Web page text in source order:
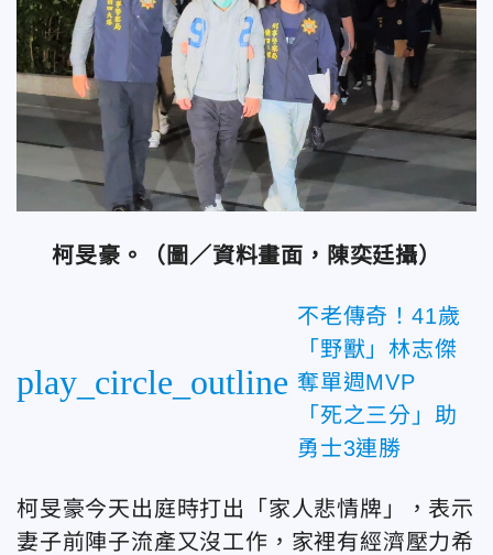
柯旻豪。（圖／資料畫面，陳奕廷攝）
play_circle_outline
不老傳奇！41歲
「野獸」林志傑
奪單週MVP
「死之三分」助
勇士3連勝
柯旻豪今天出庭時打出「家人悲情牌」，表示
妻子前陣子流產又沒工作，家裡有經濟壓力希